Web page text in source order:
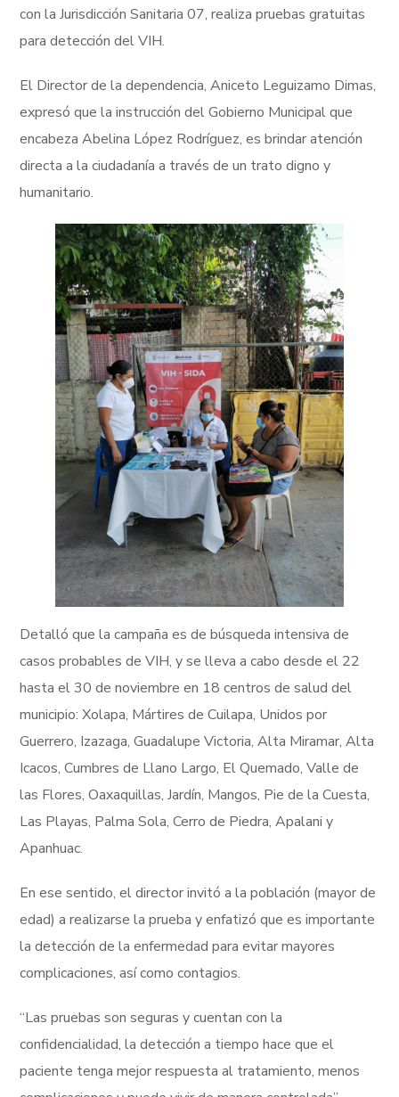
con la Jurisdicción Sanitaria 07, realiza pruebas gratuitas
para detección del VIH.
El Director de la dependencia, Aniceto Leguizamo Dimas,
expresó que la instrucción del Gobierno Municipal que
encabeza Abelina López Rodríguez, es brindar atención
directa a la ciudadanía a través de un trato digno y
humanitario.
Detalló que la campaña es de búsqueda intensiva de
casos probables de VIH, y se lleva a cabo desde el 22
hasta el 30 de noviembre en 18 centros de salud del
municipio: Xolapa, Mártires de Cuilapa, Unidos por
Guerrero, Izazaga, Guadalupe Victoria, Alta Miramar, Alta
Icacos, Cumbres de Llano Largo, El Quemado, Valle de
las Flores, Oaxaquillas, Jardín, Mangos, Pie de la Cuesta,
Las Playas, Palma Sola, Cerro de Piedra, Apalani y
Apanhuac.
En ese sentido, el director invitó a la población (mayor de
edad) a realizarse la prueba y enfatizó que es importante
la detección de la enfermedad para evitar mayores
complicaciones, así como contagios.
“Las pruebas son seguras y cuentan con la
confidencialidad, la detección a tiempo hace que el
paciente tenga mejor respuesta al tratamiento, menos